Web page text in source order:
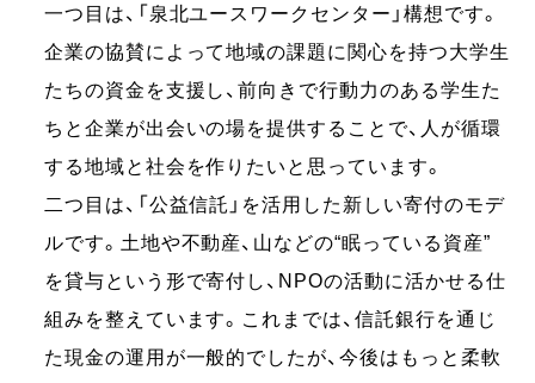
一つ目は、「泉北ユースワークセンター」構想です。
企業の協賛によって地域の課題に関心を持つ大学生
たちの資金を支援し、前向きで行動力のある学生た
ちと企業が出会いの場を提供することで、人が循環
する地域と社会を作りたいと思っています。
二つ目は、「公益信託」を活用した新しい寄付のモデ
ルです。土地や不動産、山などの“眠っている資産”
を貸与という形で寄付し、NPOの活動に活かせる仕
組みを整えています。これまでは、信託銀行を通じ
た現金の運用が一般的でしたが、今後はもっと柔軟